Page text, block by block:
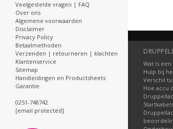
Veelgestelde vragen | FAQ
Over ons
Algemene voorwaarden
Disclaimer
Privacy Policy
Betaalmethoden
Verzenden | retourneren | klachten
Klantenservice
Sitemap
Handleidingen en Productsheets
Garantie
0251-748742
[email protected]
Wat is
Hulp bij
Verschil
Hoe accu